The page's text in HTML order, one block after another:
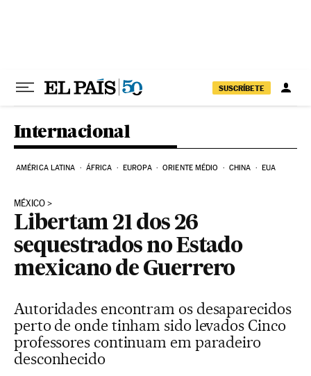
SUSCRÍBETE
Internacional
AMÉRICA LATINA ÁFRICA EUROPA ORIENTE MÉDIO CHINA EUA
MÉXICO
Libertam 21 dos 26
sequestrados no Estado
mexicano de Guerrero
Autoridades encontram os desaparecidos
perto de onde tinham sido levados Cinco
professores continuam em paradeiro
desconhecido